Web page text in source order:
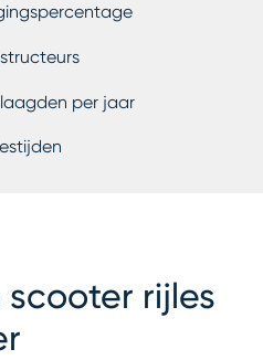
per jaar
rijles